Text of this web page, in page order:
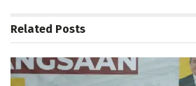
Related Posts